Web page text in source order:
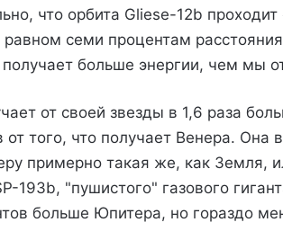
что орбита Gliese-12b проходит
равном семи процентам
больше энергии, чем мы
от своей звезды в 1,6 раза
того, что получает Венера. Она
примерно такая же, как Земля,
193b, "пушистого" газового
больше Юпитера, но гораздо